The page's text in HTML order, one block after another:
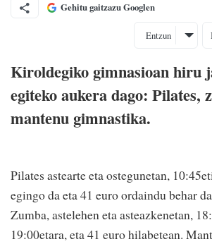
Gehitu gaitzazu Googlen
Entzun
Kiroldegiko gimnasioan hiru
egiteko aukera dago: Pilates,
mantenu gimnastika.
Pilates astearte eta ostegunetan,
egingo da eta 41 euro ordaindu behar
Zumba, astelehen eta asteazkenetan,
19:00etara, eta 41 euro hilabetean.